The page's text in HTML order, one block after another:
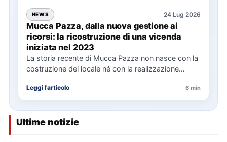
NEWS 24 Lug 2026
Mucca Pazza, dalla nuova gestione ai
ricorsi: la ricostruzione di una vicenda
iniziata nel 2023
La storia recente di Mucca Pazza non nasce con la
costruzione del locale né con la realizzazione
Leggi l'articolo 6 min
Ultime notizie